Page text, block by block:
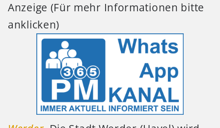
Anzeige (Für mehr Informationen bitte
anklicken)